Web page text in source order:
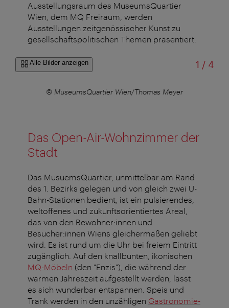
Ausstellungsraum des MuseumsQuartier
Wien, dem MQ Freiraum, werden
Ausstellungen zeitgenössischer Kunst zu
gesellschaftspolitischen Themen präsentiert.
Alle Bilder anzeigen 1 /von
4
© MuseumsQuartier Wien/Thomas Meyer
Das Open-Air-Wohnzimmer der
Stadt
Das MusuemsQuartier, unmittelbar am Rand
des 1. Bezirks gelegen und von gleich zwei U-
Bahn-Stationen bedient, ist ein pulsierendes,
weltoffenes und zukunftsorientiertes Areal,
das von den Bewohner:innen und
Besucher:innen Wiens gleichermaßen geliebt
wird. Es ist rund um die Uhr bei freiem Eintritt
zugänglich. Auf den knallbunten, ikonischen
MQ-Möbeln (den "Enzis"), die während der
warmen Jahreszeit aufgestellt werden, lässt
es sich wunderbar entspannen. Speis und
Trank werden in den unzähligen Gastronomie-